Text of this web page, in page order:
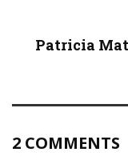
Patricia
2 COMMENTS